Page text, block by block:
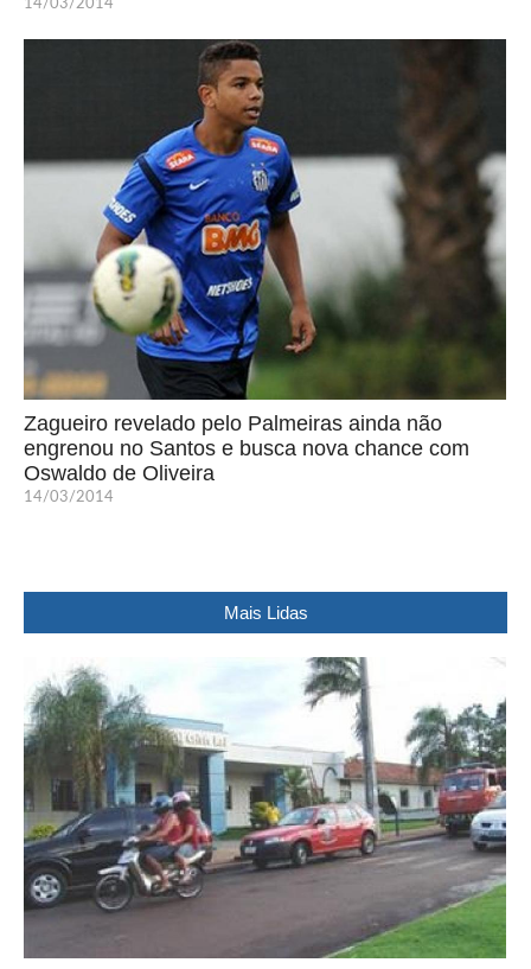
14/03/2014
Zagueiro revelado pelo Palmeiras ainda não
engrenou no Santos e busca nova chance com
Oswaldo de Oliveira
14/03/2014
Mais Lidas